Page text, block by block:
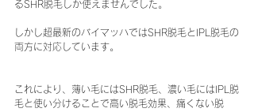
るSHR脱毛しか使えませんでした。
しかし超最新のバイマッハではSHR脱毛とIPL脱毛の
両方に対応しています。
これにより、薄い毛にはSHR脱毛、濃い毛にはIPL脱
毛と使い分けることで高い脱毛効果、痛くない脱